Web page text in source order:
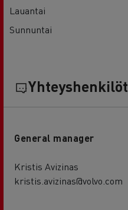
Lauantai
Sunnuntai
Yhteyshenkilöt
General manager
Kristis Avizinas
kristis.avizinas@volvo.com